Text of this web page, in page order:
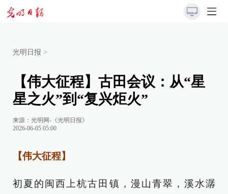
光明日报 >
【伟大征程】古田会议：从“星
星之火”到“复兴炬火”
来源： 光明网-《光明日报》
2026-06-05 05:00
【伟大征程】
初夏的闽西上杭古田镇，漫山青翠，溪水潺